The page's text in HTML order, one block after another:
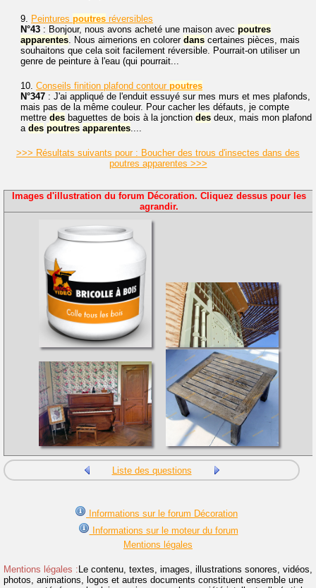
9. Peintures poutres réversibles
N°43 : Bonjour, nous avons acheté une maison avec poutres
apparentes. Nous aimerions en colorer dans certaines pièces, mais
souhaitons que cela soit facilement réversible. Pourrait-on utiliser un
genre de peinture à l'eau (qui pourrait...
10. Conseils finition plafond contour poutres
N°347 : J'ai appliqué de l'enduit essuyé sur mes murs et mes plafonds,
mais pas de la même couleur. Pour cacher les défauts, je compte
mettre des baguettes de bois à la jonction des deux, mais mon plafond
a des poutres apparentes....
>>> Résultats suivants pour : Boucher des trous d'insectes dans des
poutres apparentes >>>
Images d'illustration du forum Décoration. Cliquez dessus pour les
agrandir.
Liste des questions
Informations sur le forum Décoration
Informations sur le moteur du forum
Mentions légales
Mentions légales : Le contenu, textes, images, illustrations sonores, vidéos,
photos, animations, logos et autres documents constituent ensemble une